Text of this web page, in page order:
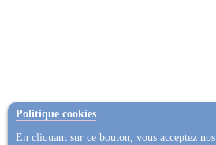
Politique cookies
En cliquant sur ce bouton, vous acceptez nos